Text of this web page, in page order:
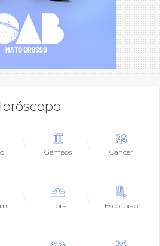
Gêmeos Câncer
Libra Escorpião